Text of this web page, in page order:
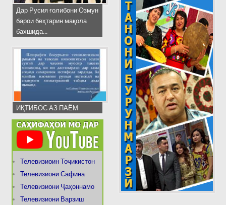
Дар Русия ғолибони Озмун
барои беҳтарин мақола
бахшида...
ИҚТИБОС АЗ ПАЁМ
Телевизиоин Тоҷикистон
Телевизиони Сафина
Телевизиони Ҷаҳоннамо
Телевизиони Варзиш